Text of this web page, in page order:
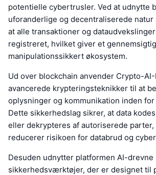
potentielle cybertrusler. Ved at udnytte
uforanderlige og decentraliserede
at alle transaktioner og
registreret, hvilket giver et
manipulationssikkert økosystem.
Ud over blockchain anvender Crypto-
avancerede krypteringsteknikker til at
oplysninger og kommunikation inden
Dette sikkerhedslag sikrer, at data
eller dekrypteres af autoriserede
reducerer risikoen for databrud og
Desuden udnytter platformen AI-drevne
sikkerhedsværktøjer, der er designet til